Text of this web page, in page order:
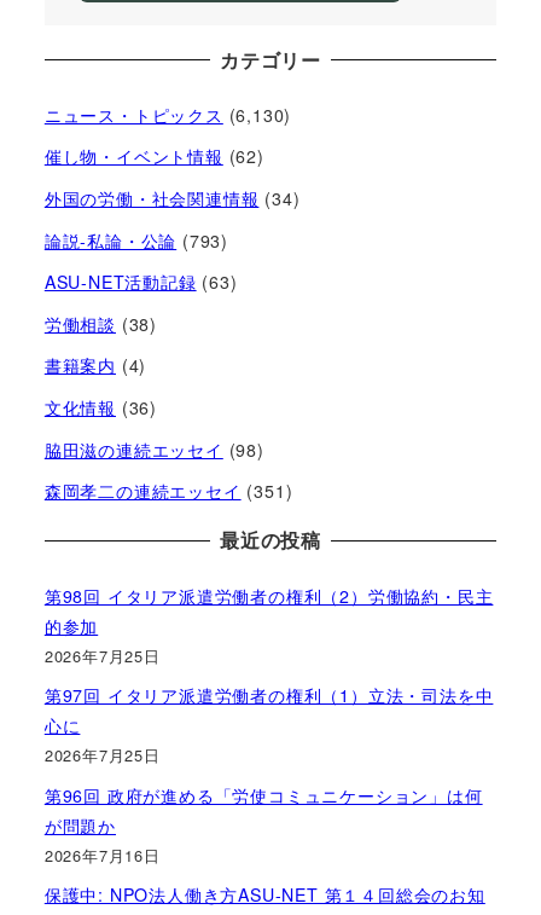
カテゴリー
ニュース・トピックス (6,130)
催し物・イベント情報 (62)
外国の労働・社会関連情報 (34)
論説-私論・公論 (793)
ASU-NET活動記録 (63)
労働相談 (38)
書籍案内 (4)
文化情報 (36)
脇田滋の連続エッセイ (98)
森岡孝二の連続エッセイ (351)
最近の投稿
第98回 イタリア派遣労働者の権利（2）労働協約・民主
的参加
2026年7月25日
第97回 イタリア派遣労働者の権利（1）立法・司法を中
心に
2026年7月25日
第96回 政府が進める「労使コミュニケーション」は何
が問題か
2026年7月16日
保護中: NPO法人働き方ASU-NET 第１４回総会のお知